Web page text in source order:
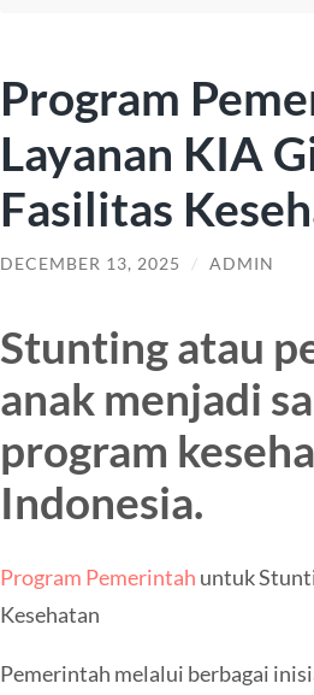
Program
Layanan KIA
Fasilitas
DECEMBER 13, 2025 / ADMIN
Stunting atau
anak menjadi
program
Indonesia.
Program Pemerintah untuk
Kesehatan
Pemerintah melalui berbagai